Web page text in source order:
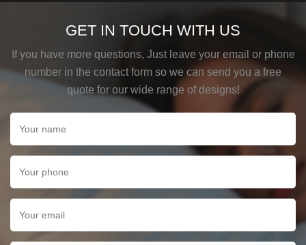
GET IN TOUCH WITH US
If you have more questions, Just leave your email or phone
number in the contact form so we can send you a free
quote for our wide range of designs!